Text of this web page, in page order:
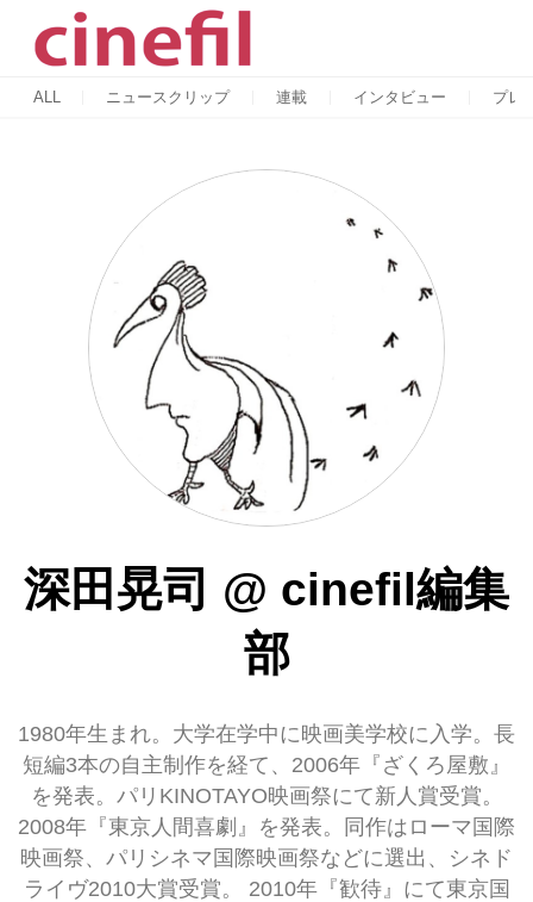
ALL ニュースクリップ 連載 インタビュー プレ
深田晃司 @ cinefil編集
部
1980年生まれ。大学在学中に映画美学校に入学。長
短編3本の自主制作を経て、2006年『ざくろ屋敷』
を発表。パリKINOTAYO映画祭にて新人賞受賞。
2008年『東京人間喜劇』を発表。同作はローマ国際
映画祭、パリシネマ国際映画祭などに選出、シネド
ライヴ2010大賞受賞。 2010年『歓待』にて東京国